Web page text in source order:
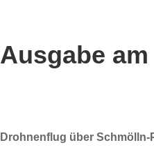
Ausgabe am
Drohnenflug über Schmölln-